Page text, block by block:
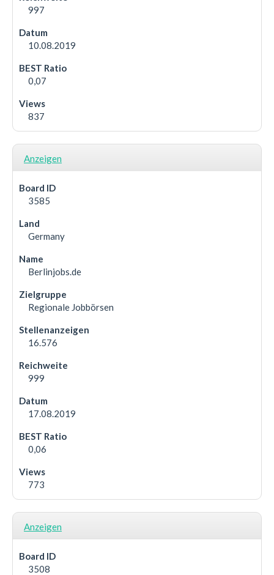
997
10.08.2019
0,07
837
Anzeigen
3585
Germany
Berlinjobs.de
Regionale Jobbörsen
16.576
999
17.08.2019
0,06
773
Anzeigen
3508